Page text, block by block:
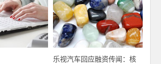
乐视汽车回应融资传闻：核